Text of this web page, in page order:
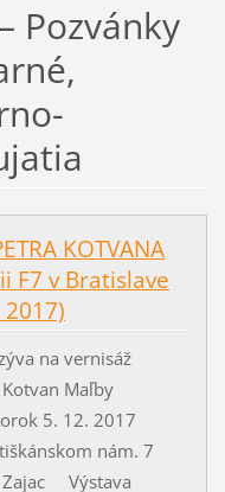
Pozvánky
KOTVANA
F7 v Bratislave
na vernisáž
Maľby
5. 12. 2017
nám. 7
Zajac Výstava